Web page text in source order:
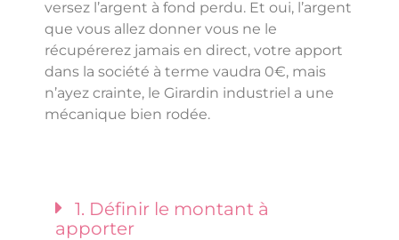
versez l’argent à fond perdu. Et oui, l’argent
que vous allez donner vous ne le
récupérerez jamais en direct, votre apport
dans la société à terme vaudra 0€, mais
n’ayez crainte, le Girardin industriel a une
mécanique bien rodée.
1. Définir le montant à
apporter